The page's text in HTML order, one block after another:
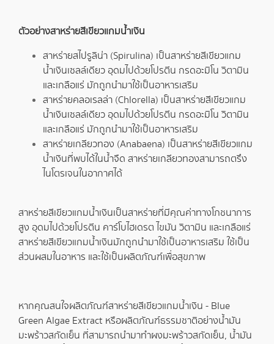
ตัวอย่างสาหร่ายสีเขียวแกมน้ำเงิน
สาหร่ายสไปรูลิน่า (Spirulina) เป็นสาหร่ายสีเขียวแกม
น้ำเงินเซลล์เดียว อุดมไปด้วยโปรตีน กรดอะมิโน วิตามิน
และเกลือแร่ มักถูกนำมาใช้เป็นอาหารเสริม
สาหร่ายคลอเรลล่า (Chlorella) เป็นสาหร่ายสีเขียวแกม
น้ำเงินเซลล์เดียว อุดมไปด้วยโปรตีน กรดอะมิโน วิตามิน
และเกลือแร่ มักถูกนำมาใช้เป็นอาหารเสริม
สาหร่ายเกลียวทอง (Anabaena) เป็นสาหร่ายสีเขียวแกม
น้ำเงินที่พบได้ในน้ำจืด สาหร่ายเกลียวทองสามารถตรึง
ไนโตรเจนในอากาศได้
สาหร่ายสีเขียวแกมน้ำเงินเป็นสาหร่ายที่มีคุณค่าทางโภชนาการ
สูง อุดมไปด้วยโปรตีน คาร์โบไฮเดรต ไขมัน วิตามิน และเกลือแร่
สาหร่ายสีเขียวแกมน้ำเงินมักถูกนำมาใช้เป็นอาหารเสริม ใช้เป็น
ส่วนผสมในอาหาร และใช้เป็นผลิตภัณฑ์เพื่อสุขภาพ
หากคุณสนใจผลิตภัณฑ์สาหร่ายสีเขียวแกมน้ำเงิน - Blue
Green Algae Extract หรือผลิตภัณฑ์ธรรมชาติอย่างน้ำมัน
มะพร้าวสกัดเย็น ที่สามารถนำมาทำผงมะพร้าวสกัดเย็น, น้ำมัน